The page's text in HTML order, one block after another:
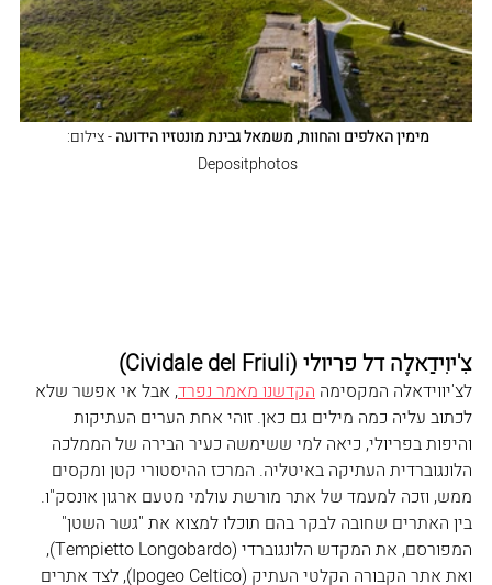
מימין האלפים והחוות, משמאל גבינת מונטזיו הידועה - צילום:
Depositphotos
צִ'יוִידַאלֶה דל פריולי (Cividale del Friuli )
לצ'יווידאלה המקסימה הקדשנו מאמר נפרד, אבל אי אפשר שלא
לכתוב עליה כמה מילים גם כאן. זוהי אחת הערים העתיקות
והיפות בפריולי, כיאה למי ששימשה כעיר הבירה של הממלכה
הלונגוברדית העתיקה באיטליה. המרכז ההיסטורי קטן ומקסים
ממש, וזכה למעמד של אתר מורשת עולמי מטעם ארגון אונסק"ו.
בין האתרים שחובה לבקר בהם תוכלו למצוא את "גשר השטן"
המפורסם, את המקדש הלונגוברדי (Tempietto Longobardo
),
ואת אתר הקבורה הקלטי העתיק (Ipogeo Celtico), לצד אתרים